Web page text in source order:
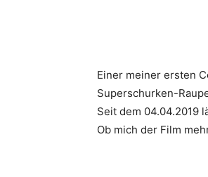
Einer meiner ersten
Superschurken-
Seit dem 04.04.2019
Ob mich der Film